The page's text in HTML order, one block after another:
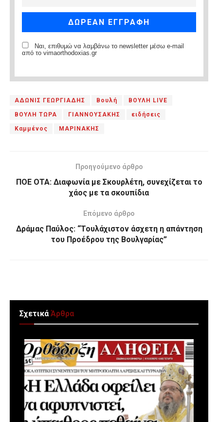
Ναι, επιθυμώ να λαμβάνω το newsletter μέσω e-mail
από το vimaorthodoxias.gr
ΑΔΩΝΙΣ ΓΕΩΡΓΙΑΔΗΣ Βουλή ΒΟΥΛΗ LIVE
ΒΟΥΛΗ ΤΩΡΑ ΓΙΑΝΝΟΥΣΑΚΗΣ ειδήσεις
Καμμένος ΜΑΡΙΝΑΚΗΣ
Προηγούμενο άρθρο
ΠΟΕ ΟΤΑ: Διαφωνία με Σκουρλέτη, συνεχίζεται το
χάος με τα σκουπίδια
Επόμενο άρθρο
Δράμας Παύλος: “Τουλάχιστον άσχετη η απάντηση
του Προέδρου της Βουλγαρίας”
ΣχετικάΆρθρα